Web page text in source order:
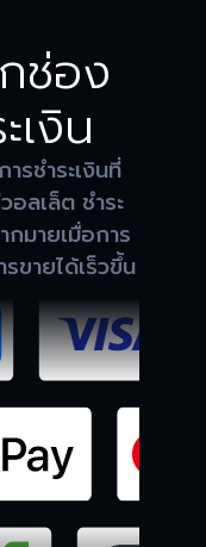
ช่อง
เงิน
รชำระเงินที่
ลเล็ต ชำระ
มายเมื่อการ
ขายได้เร็วขึ้น